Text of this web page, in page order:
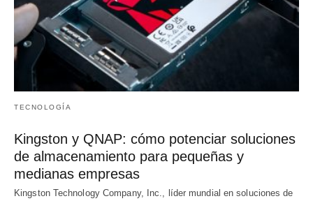
TECNOLOGÍA
Kingston y QNAP: cómo potenciar soluciones
de almacenamiento para pequeñas y
medianas empresas
Kingston Technology Company, Inc., líder mundial en soluciones de